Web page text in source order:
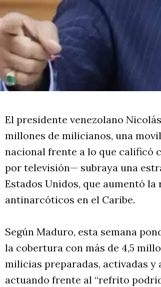
El presidente venezolano
millones de milicianos, una
nacional frente a lo que calificó
por televisión— subraya una
Estados Unidos, que aumentó
antinarcóticos en el Caribe.
Según Maduro, esta semana
la cobertura con más de 4,5
milicias preparadas, activadas y
actuando frente al “refrito